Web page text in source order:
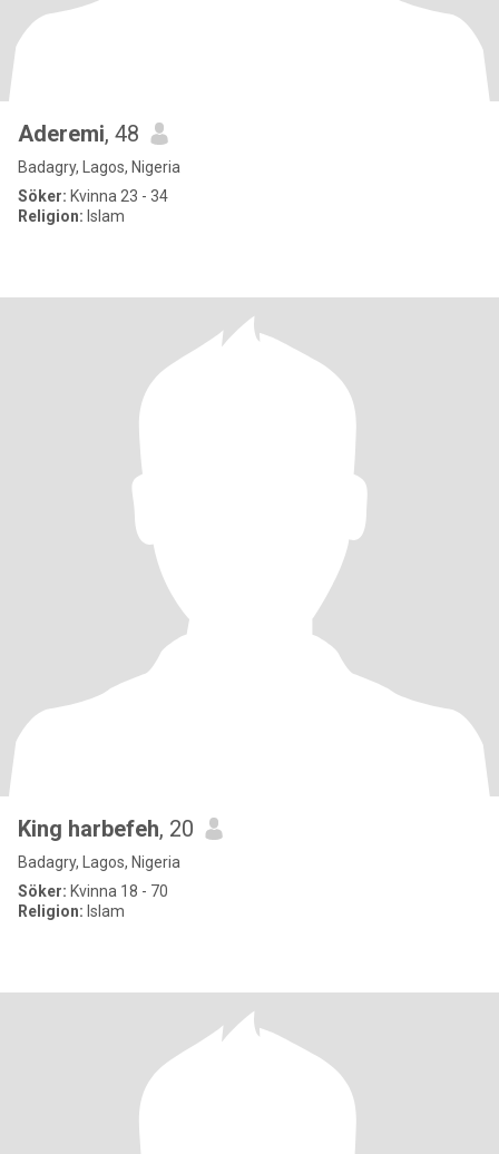
Aderemi, 48
Badagry, Lagos, Nigeria
Söker: Kvinna 23 - 34
Religion: Islam
King harbefeh, 20
Badagry, Lagos, Nigeria
Söker: Kvinna 18 - 70
Religion: Islam